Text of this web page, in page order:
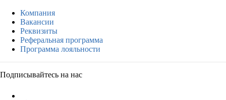
Компания
Вакансии
Реквизиты
Реферальная программа
Программа лояльности
Подписывайтесь на нас